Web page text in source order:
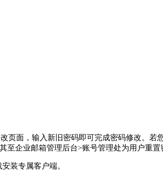
页面，输入新旧密码即可完成密码修改。
至企业邮箱管理后台>账号管理处为用户重置
装专属客户端。